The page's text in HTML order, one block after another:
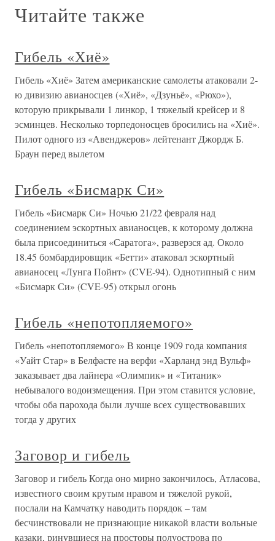
Читайте также
Гибель «Хиё»
Гибель «Хиё» Затем американские самолеты атаковали 2-
ю дивизию авианосцев («Хиё», «Дзуньё», «Рюхо»),
которую прикрывали 1 линкор, 1 тяжелый крейсер и 8
эсминцев. Несколько торпедоносцев бросились на «Хиё».
Пилот одного из «Авенджеров» лейтенант Джордж Б.
Браун перед вылетом
Гибель «Бисмарк Си»
Гибель «Бисмарк Си» Ночью 21/22 февраля над
соединением эскортных авианосцев, к которому должна
была присоединиться «Саратога», разверзся ад. Около
18.45 бомбардировщик «Бетти» атаковал эскортный
авианосец «Лунга Пойнт» (CVE-94). Однотипный с ним
«Бисмарк Си» (CVE-95) открыл огонь
Гибель «непотопляемого»
Гибель «непотопляемого» В конце 1909 года компания
«Уайт Стар» в Белфасте на верфи «Харланд энд Вульф»
заказывает два лайнера «Олимпик» и «Титаник»
небывалого водоизмещения. При этом ставится условие,
чтобы оба парохода были лучше всех существовавших
тогда у других
Заговор и гибель
Заговор и гибель Когда оно мирно закончилось, Атласова,
известного своим крутым нравом и тяжелой рукой,
послали на Камчатку наводить порядок – там
бесчинствовали не признающие никакой власти вольные
казаки, ринувшиеся на просторы полуострова по